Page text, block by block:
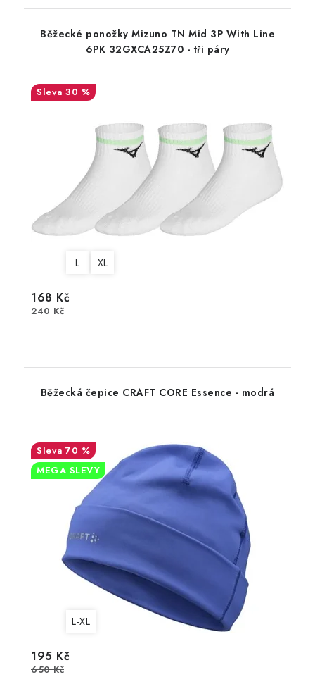
Běžecké ponožky Mizuno TN Mid 3P With Line
6PK 32GXCA25Z70 - tři páry
30 %
L XL
168 Kč
240 Kč
Běžecká čepice CRAFT CORE Essence - modrá
70 %
MEGA SLEVY
L-XL
195 Kč
650 Kč